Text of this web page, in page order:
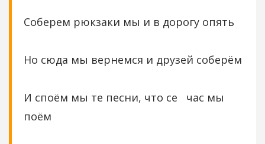
Соберем рюкзаки мы и в дорогу опять
Но сюда мы вернемся и друзей соберём
И споём мы те песни, что се час мы
поём